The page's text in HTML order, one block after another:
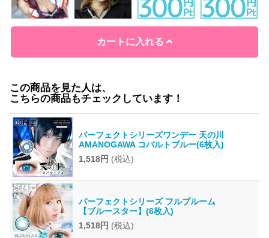
カートに入れる
この商品を見た人は、
こちらの商品もチェックしています！
パーフェクトシリーズワンデー 天の川
AMANOGAWA コバルトブルー(6枚入)
1,518円 (税込)
パーフェクトシリーズ フルブルーム
【ブルースター】(6枚入)
1,518円 (税込)